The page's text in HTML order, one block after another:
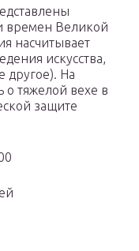
времен Великой
насчитывает
искусства,
другое). На
о тяжелой вехе в
защите